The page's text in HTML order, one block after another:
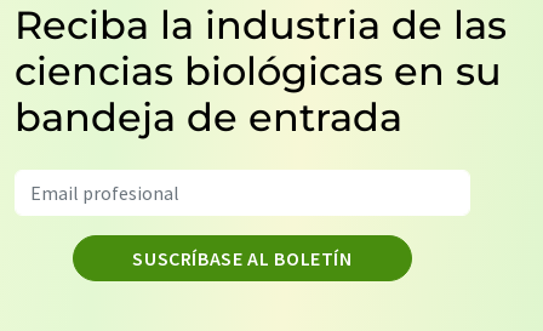
Reciba la industria de las
ciencias biológicas en su
bandeja de entrada
SUSCRÍBASE AL BOLETÍN